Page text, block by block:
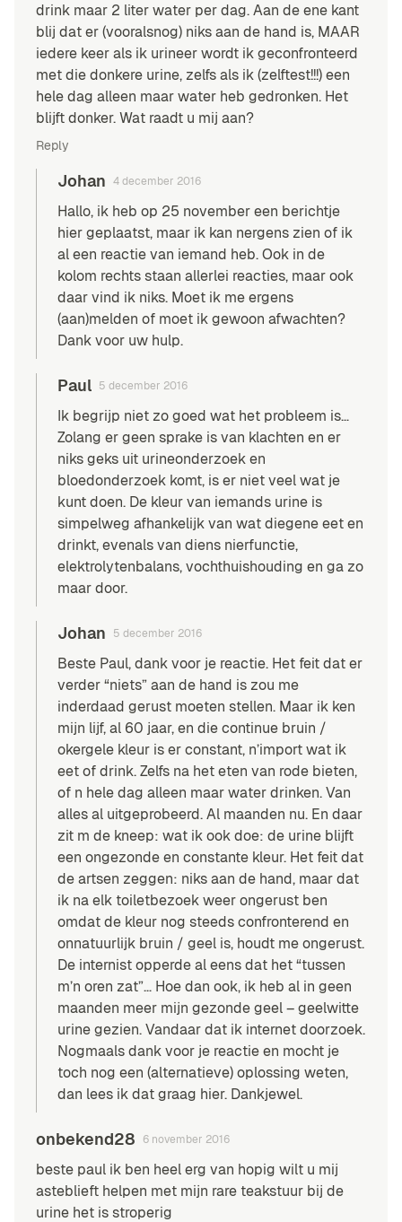
drink maar 2 liter water per dag. Aan de ene kant
blij dat er (vooralsnog) niks aan de hand is, MAAR
iedere keer als ik urineer wordt ik geconfronteerd
met die donkere urine, zelfs als ik (zelftest!!!) een
hele dag alleen maar water heb gedronken. Het
blijft donker. Wat raadt u mij aan?
Reply
Johan 4 december 2016
Hallo, ik heb op 25 november een berichtje
hier geplaatst, maar ik kan nergens zien of ik
al een reactie van iemand heb. Ook in de
kolom rechts staan allerlei reacties, maar ook
daar vind ik niks. Moet ik me ergens
(aan)melden of moet ik gewoon afwachten?
Dank voor uw hulp.
Paul 5 december 2016
Ik begrijp niet zo goed wat het probleem is…
Zolang er geen sprake is van klachten en er
niks geks uit urineonderzoek en
bloedonderzoek komt, is er niet veel wat je
kunt doen. De kleur van iemands urine is
simpelweg afhankelijk van wat diegene eet en
drinkt, evenals van diens nierfunctie,
elektrolytenbalans, vochthuishouding en ga zo
maar door.
Johan 5 december 2016
Beste Paul, dank voor je reactie. Het feit dat er
verder “niets” aan de hand is zou me
inderdaad gerust moeten stellen. Maar ik ken
mijn lijf, al 60 jaar, en die continue bruin /
okergele kleur is er constant, n’import wat ik
eet of drink. Zelfs na het eten van rode bieten,
of n hele dag alleen maar water drinken. Van
alles al uitgeprobeerd. Al maanden nu. En daar
zit m de kneep: wat ik ook doe: de urine blijft
een ongezonde en constante kleur. Het feit dat
de artsen zeggen: niks aan de hand, maar dat
ik na elk toiletbezoek weer ongerust ben
omdat de kleur nog steeds confronterend en
onnatuurlijk bruin / geel is, houdt me ongerust.
De internist opperde al eens dat het “tussen
m’n oren zat”… Hoe dan ook, ik heb al in geen
maanden meer mijn gezonde geel – geelwitte
urine gezien. Vandaar dat ik internet doorzoek.
Nogmaals dank voor je reactie en mocht je
toch nog een (alternatieve) oplossing weten,
dan lees ik dat graag hier. Dankjewel.
onbekend28 6 november 2016
beste paul ik ben heel erg van hopig wilt u mij
asteblieft helpen met mijn rare teakstuur bij de
urine het is stroperig